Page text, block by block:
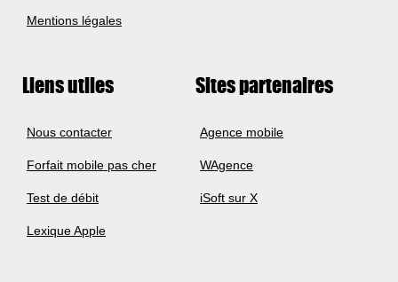
Mentions légales
Liens utiles
Nous contacter
Forfait mobile pas cher
Test de débit
Lexique Apple
Sites partenaires
Agence mobile
WAgence
iSoft sur X